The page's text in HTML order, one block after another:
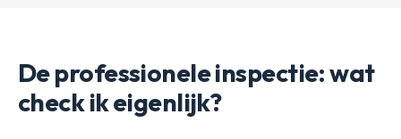
De professionele inspectie: wat
check ik eigenlijk?